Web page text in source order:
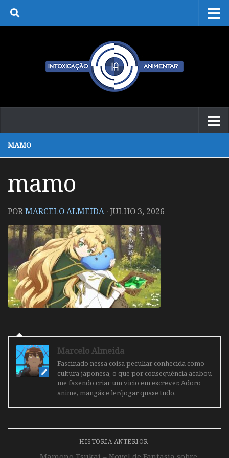
Skip to content
MAMO
mamo
PORMARCELO ALMEIDA ·JULHO 3, 2026
Marcelo Almeida
Fascinado nessa coisa peculiar conhecida como
cultura japonesa, o que por consequência acabou
me fazendo criar um vicio em escrever. Adoro
anime, mangás e ler/jogar quase tudo.
HISTÓRIA ANTERIOR